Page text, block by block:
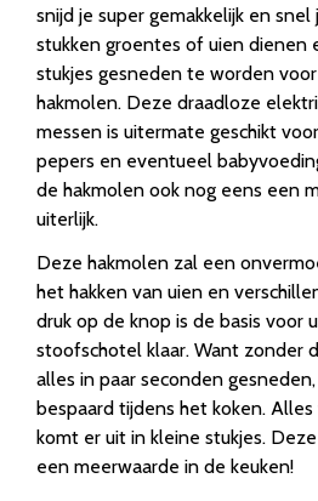
snijd je super gemakkelijk en
stukken groentes of uien dienen
stukjes gesneden te worden
hakmolen. Deze draadloze
messen is uitermate geschikt
pepers en eventueel
de hakmolen ook nog eens een
uiterlijk.
Deze hakmolen zal een
het hakken van uien en
druk op de knop is de basis voor
stoofschotel klaar. Want zonder
alles in paar seconden
bespaard tijdens het koken.
komt er uit in kleine stukjes.
een meerwaarde in de keuken!